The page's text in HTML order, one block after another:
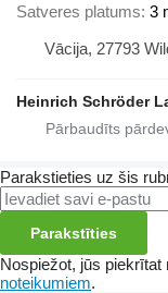
Satveres platums 3
Vācija, 27793
Heinrich Schröder
Parakstieties uz šis
Parakstīties
Nospiežot, jūs piekrītat
noteikumiem.